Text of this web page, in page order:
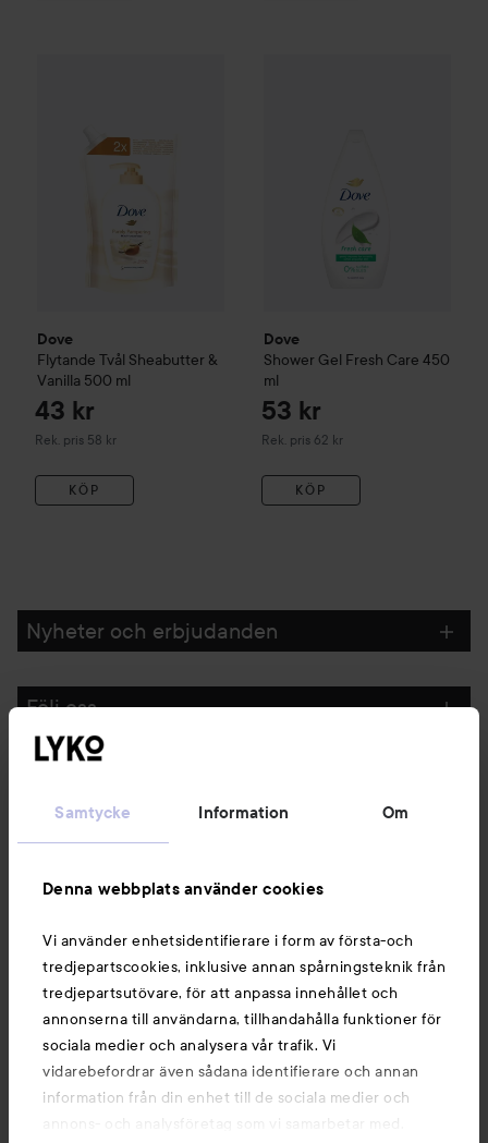
Samtycke Information Om
Denna webbplats använder cookies
Vi använder enhetsidentifierare i form av första-och
tredjepartscookies, inklusive annan spårningsteknik från
tredjepartsutövare, för att anpassa innehållet och
annonserna till användarna, tillhandahålla funktioner för
sociala medier och analysera vår trafik. Vi
vidarebefordrar även sådana identifierare och annan
information från din enhet till de sociala medier och
annons- och analysföretag som vi samarbetar med.
Dove
Flytande Tvål Sheabutter &
Vanilla 500 ml
43 kr
Rek. pris 58 kr
Rekommenderat pris 58 kr
KÖP
Dove
Shower Gel Fresh Care 450
ml
53 kr
Rek. pris 62 kr
Rekommenderat pris 62 kr
KÖP
Nyheter och erbjudanden
Följ oss
Du kanske också gillar